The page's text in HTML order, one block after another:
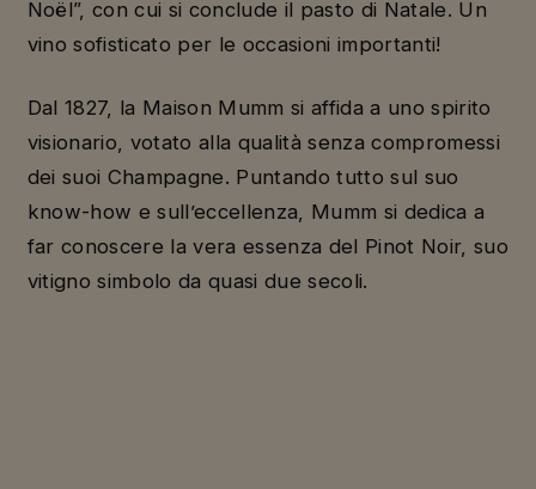
Noël”, con cui si conclude il pasto di Natale. Un
vino sofisticato per le occasioni importanti!
Dal 1827, la Maison Mumm si affida a uno spirito
visionario, votato alla qualità senza compromessi
dei suoi Champagne. Puntando tutto sul suo
know-how e sull’eccellenza, Mumm si dedica a
far conoscere la vera essenza del Pinot Noir, suo
vitigno simbolo da quasi due secoli.